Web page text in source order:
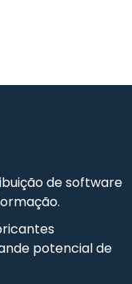
de software
potencial de